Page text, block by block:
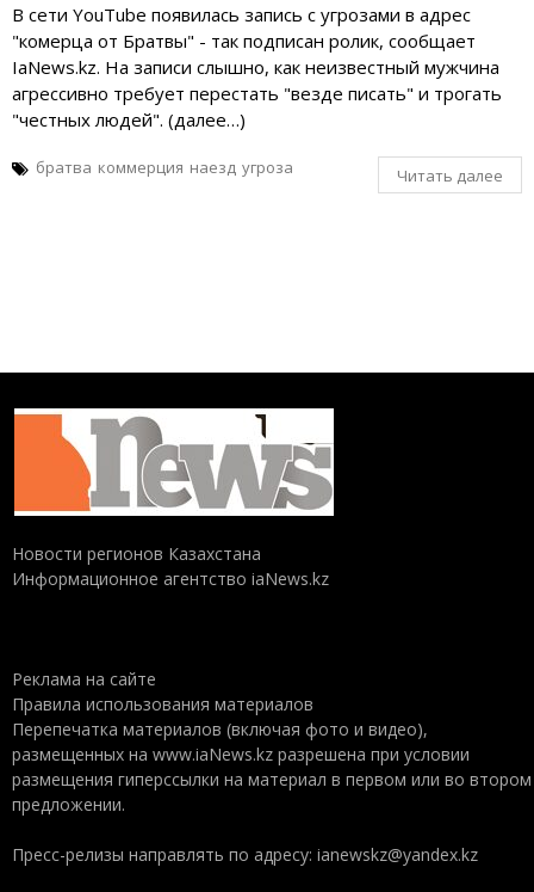
В сети YouTube появилась запись с угрозами в адрес
"комерца от Братвы" - так подписан ролик, сообщает
IaNews.kz. На записи слышно, как неизвестный мужчина
агрессивно требует перестать "везде писать" и трогать
"честных людей". (далее…)
братва коммерция наезд угроза Читать далее
Новости регионов Казахстана
Информационное агентство iaNews.kz
Реклама на сайте
Правила использования материалов
Перепечатка материалов (включая фото и видео),
размещенных на www.iaNews.kz разрешена при условии
размещения гиперссылки на материал в первом или во втором
предложении.
Пресс-релизы направлять по адресу: ianewskz@yandex.kz